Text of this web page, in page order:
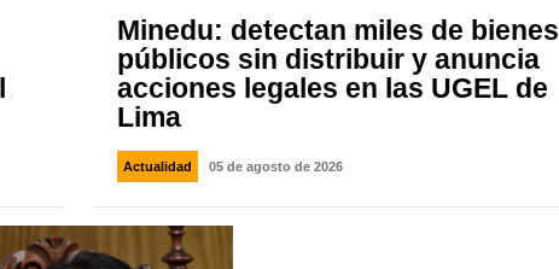
Minedu: detectan miles de bienes
públicos sin distribuir y anuncia
acciones legales en las UGEL de
Lima
Actualidad 05 de agosto de 2026